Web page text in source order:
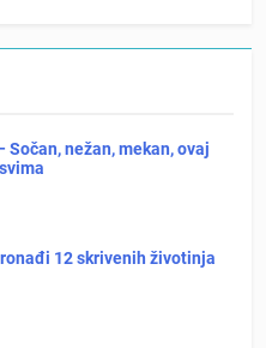
Sočan, nežan, mekan, ovaj
12 skrivenih životinja